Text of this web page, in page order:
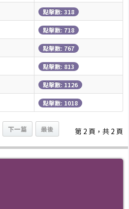
點擊數: 318
點擊數: 718
點擊數: 767
點擊數: 813
點擊數: 1126
點擊數: 1018
第 2 頁，共 2 頁
下一篇 最後